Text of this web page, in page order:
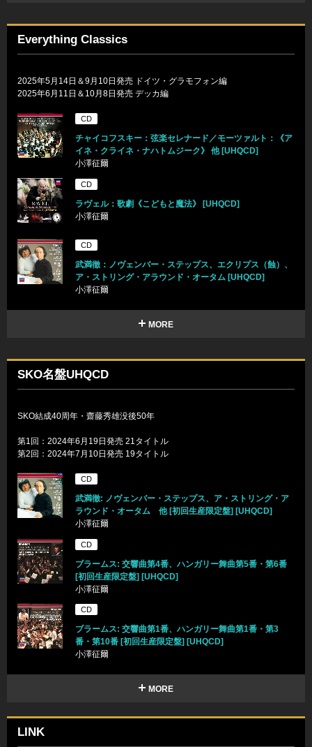
Everything Classics
2025年5月14日＆9月10日発売 ドイツ・グラモフォン編
2025年6月11日＆10月8日発売 デッカ編
CD
チャイコフスキー：弦楽セレナード／モーツァルト：《ア
イネ・クライネ・ナハトムジーク》 他 [UHQCD]
小澤征爾
CD
ラヴェル：歌劇《こどもと魔法》 [UHQCD]
小澤征爾
CD
武満徹：ノヴェンバー・ステップス、エクリプス（蝕）、
ア・ストリング・アラウンド・オータム [UHQCD]
小澤征爾
MORE
SKO名盤UHQCD
SKO結成40周年・齋藤秀雄没後50年
第1回：2024年6月19日発売 21タイトル
第2回：2024年7月10日発売 19タイトル
CD
武満徹: ノヴェンバー・ステップス、ア・ストリング・ア
ラウンド・オータム 他 [初回生産限定盤] [UHQCD]
小澤征爾
CD
ブラームス: 交響曲第4番、ハンガリー舞曲第5番・第6番
[初回生産限定盤] [UHQCD]
小澤征爾
CD
ブラームス: 交響曲第1番、ハンガリー舞曲第1番・第3
番・第10番 [初回生産限定盤] [UHQCD]
小澤征爾
MORE
LINK